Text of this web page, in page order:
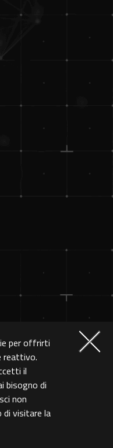
per offrirti
reattivo.
il
bisogno di
non
di visitare la